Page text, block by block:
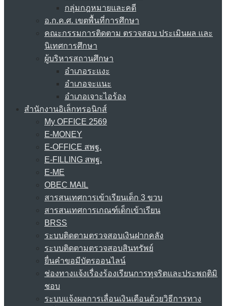
กลุ่มกฎหมายและคดี
อ.ก.ค.ศ. เขตพื้นที่การศึกษา
คณะกรรมการติดตาม ตรวจสอบ ประเมินผล และ
นิเทศการศึกษา
ผู้บริหารสถานศึกษา
อำเภอระแงะ
อำเภอจะแนะ
อำเภอเจาะไอร้อง
สำนักงานอิเล็กทรอนิกส์
My OFFICE 2569
E-MONEY
E-OFFICE สพฐ.
E-FILLING สพฐ.
E-ME
OBEC MAIL
สารสนเทศการเข้าเรียนเด็ก 3 ขวบ
สารสนเทศการเกณฑ์เด็กเข้าเรียน
BRSS
ระบบติดตามตรวจสอบเงินฝากคลัง
ระบบติดตามตรวจสอบสินทรัพย์
ยื่นคำขอมีบัตรออนไลน์
ช่องทางแจ้งเรื่องร้องเรียนการทุจริตและประพฤติมิ
ชอบ
ระบบแจ้งผลการเลื่อนเงินเดือนด้วยวิธีการทาง